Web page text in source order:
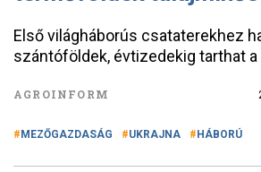
Első világháborús csataterekhez
szántóföldek, évtizedekig tarthat a
AGROINFORM
MEZŐGAZDASÁG UKRAJNA HÁBORÚ